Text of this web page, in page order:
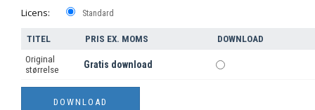
Licens: Standard
TITEL PRIS EX. MOMS
DOWNLOAD
Original
størrelse
Gratis download